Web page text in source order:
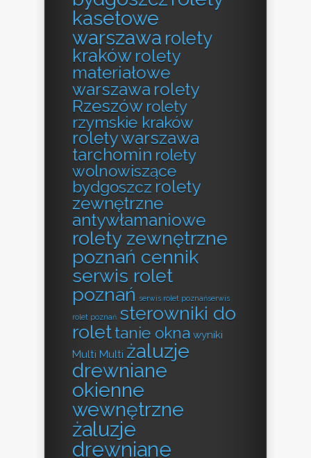
kasetowe
warszawa rolety
kraków rolety
materiałowe
warszawa rolety
Rzeszów rolety
rzymskie kraków
rolety warszawa
tarchomin rolety
wolnowiszące
bydgoszcz rolety
zewnętrzne
antywłamaniowe
rolety zewnętrzne
poznań cennik
serwis rolet
poznań serwis rolet poznańserwis
rolet poznań sterowniki do
rolettanie okna wyniki
Multi Multi żaluzje
drewniane
okienne
wewnętrzne
żaluzje
drewniane